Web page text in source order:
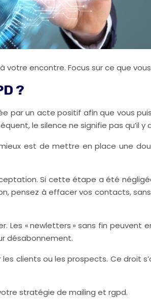
encontre. Focus sur ce que vous
?
par un acte positif afin que vous
le silence ne signifie pas qu’il y
est de mettre en place une
Si cette étape a été
pensez à effacer vos contacts,
« newletters » sans fin peuvent
désabonnement.
clients ou les prospects. Ce droit
stratégie de mailing et rgpd.